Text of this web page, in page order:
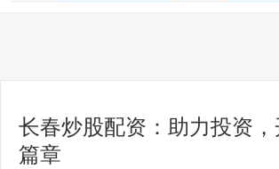
长春炒股配资：助力投资
篇章